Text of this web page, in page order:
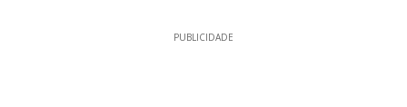
PUBLICIDADE